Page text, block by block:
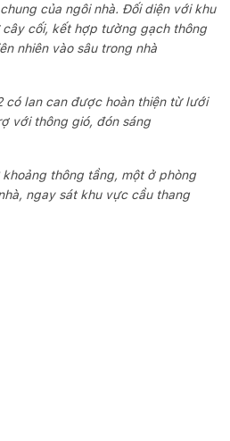
của ngôi nhà. Đối diện với khu
cối, kết hợp tường gạch thông
nhiên vào sâu trong nhà
có lan can được hoàn thiện từ lưới
với thông gió, đón sáng
khoảng thông tầng, một ở phòng
ngay sát khu vực cầu thang